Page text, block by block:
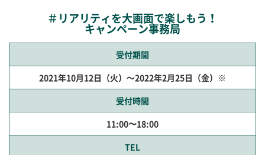
＃リアリティを大画面で楽しもう！
キャンペーン事務局
受付期間
2021年10月12日（火）～2022年2月25日（金）※
受付時間
11:00〜18:00
TEL